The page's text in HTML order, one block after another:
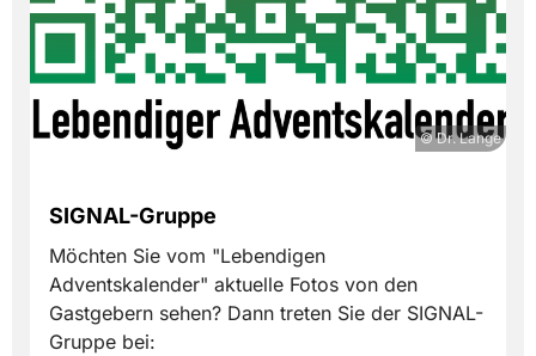
© Dr. Lange
SIGNAL-Gruppe
Möchten Sie vom "Lebendigen
Adventskalender" aktuelle Fotos von den
Gastgebern sehen? Dann treten Sie der SIGNAL-
Gruppe bei: